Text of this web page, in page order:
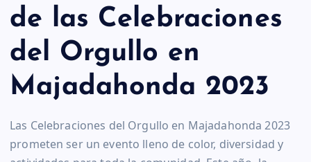
de las Celebraciones
del Orgullo en
Majadahonda 2023
Las Celebraciones del Orgullo en Majadahonda 2023
prometen ser un evento lleno de color, diversidad y